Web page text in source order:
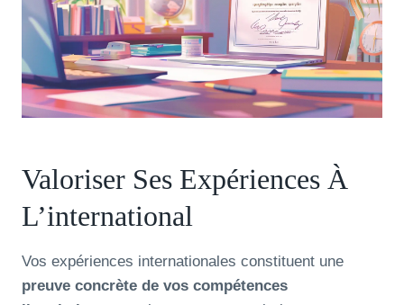
Valoriser Ses Expériences À
L’international
Vos expériences internationales constituent une
preuve concrète de vos compétences